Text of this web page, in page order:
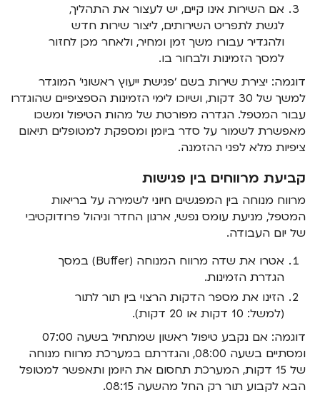
אם השירות אינו קיים, יש לעצור את התהליך,
לגשת לתפריט השירותים, ליצור שירות חדש
ולהגדיר עבורו משך זמן ומחיר, ולאחר מכן לחזור
למסך הזמינות ולבחור בו.
דוגמה: יצירת שירות בשם 'פגישת ייעוץ ראשוני' המוגדר
למשך של 30 דקות, ושיוכו לימי הזמינות הספציפיים שהוגדרו
עבור המטפל. הגדרה מפורטת של מהות הטיפול ומשכו
מאפשרת לשמור על סדר ביומן ומספקת למטופלים תיאום
ציפיות מלא לפני ההזמנה.
קביעת מרווחים בין פגישות
מרווח מנוחה בין המפגשים חיוני לשמירה על בריאות
המטפל, מניעת עומס נפשי, ארגון החדר וניהול פרודוקטיבי
של יום העבודה.
אטרו את שדה מרווח המנוחה (Buffer) במסך
הגדרת הזמינות.
הזינו את מספר הדקות הרצוי בין תור לתור
(למשל: 10 דקות או 20 דקות).
דוגמה: אם נקבע טיפול ראשון שמתחיל בשעה 07:00
ומסתיים בשעה 08:00, והגדרתם במערכת מרווח מנוחה
של 15 דקות, המערכת תחסום את היומן ותאפשר למטופל
הבא לקבוע תור רק החל מהשעה 08:15.